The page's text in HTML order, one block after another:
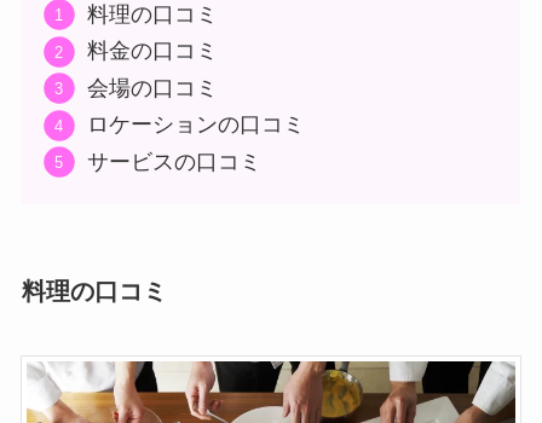
料理の口コミ
料金の口コミ
会場の口コミ
ロケーションの口コミ
サービスの口コミ
料理の口コミ